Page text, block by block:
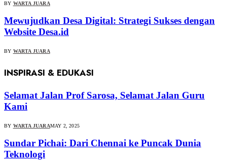
BY WARTA JUARA
Mewujudkan Desa Digital: Strategi Sukses dengan
Website Desa.id
BY WARTA JUARA
INSPIRASI & EDUKASI
Selamat Jalan Prof Sarosa, Selamat Jalan Guru
Kami
BY WARTA JUARAMAY 2, 2025
Sundar Pichai: Dari Chennai ke Puncak Dunia
Teknologi